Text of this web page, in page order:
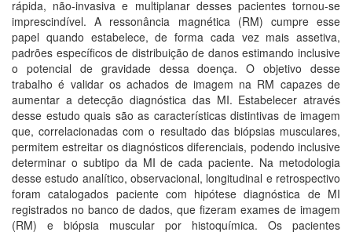
rápida, não-invasiva e multiplanar desses pacientes tornou-se
imprescindível. A ressonância magnética (RM) cumpre esse
papel quando estabelece, de forma cada vez mais assetiva,
padrões específicos de distribuição de danos estimando inclusive
o potencial de gravidade dessa doença. O objetivo desse
trabalho é validar os achados de imagem na RM capazes de
aumentar a detecção diagnóstica das MI. Estabelecer através
desse estudo quais são as características distintivas de imagem
que, correlacionadas com o resultado das biópsias musculares,
permitem estreitar os diagnósticos diferenciais, podendo inclusive
determinar o subtipo da MI de cada paciente. Na metodologia
desse estudo analítico, observacional, longitudinal e retrospectivo
foram catalogados paciente com hipótese diagnóstica de MI
registrados no banco de dados, que fizeram exames de imagem
(RM) e biópsia muscular por histoquímica. Os pacientes